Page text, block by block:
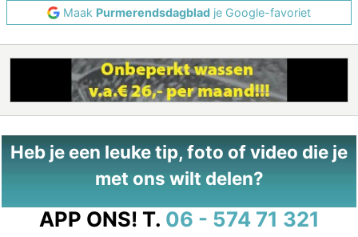
Maak Purmerendsdagblad je Google-favoriet
Heb je een leuke tip, foto of video die je
met ons wilt delen?
APP ONS! T. 06 - 574 71 321